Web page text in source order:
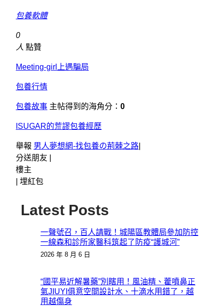
包養軟體
0
人 點贊
Meeting-girl上遇騙局
包養行情
包養故事 主帖得到的海角分： 0
ISUGAR的荒謬包養經歷
舉報 男人夢想網-找包養の荊棘之路
分送朋友 |
樓主
埋紅包
Latest Posts
一聲號召，百人請戰！城陽區教體局參加防控
一線森和診所家醫科筑起了防疫“護城河”
2026 年 8 月 6 日
“國平易近解暑藥”別瞎用！風油精、藿噴鼻正
氣JIUYI俱意空間設計水、十滴水用錯了，越
用越傷身